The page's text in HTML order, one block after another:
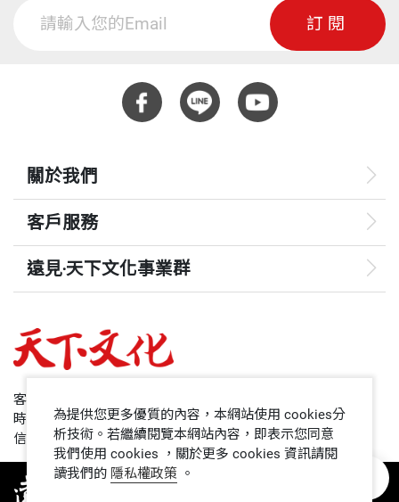
訂閱
關於我們
客戶服務
遠見‧天下文化事業群
哈佛商業評論
領導影響力學院
1號課堂
客服專線：+886 2 2662-0012
時間：週一~週五9:00~12:30;13:30~17:00
信箱：service@cwgv.com.tw
為提供您更多優質的內容，本網站使用 cookies分
析技術。若繼續閱覽本網站內容，即表示您同意
我們使用 cookies ，關於更多 cookies 資訊請閱
讀我們的 隱私權政策 。